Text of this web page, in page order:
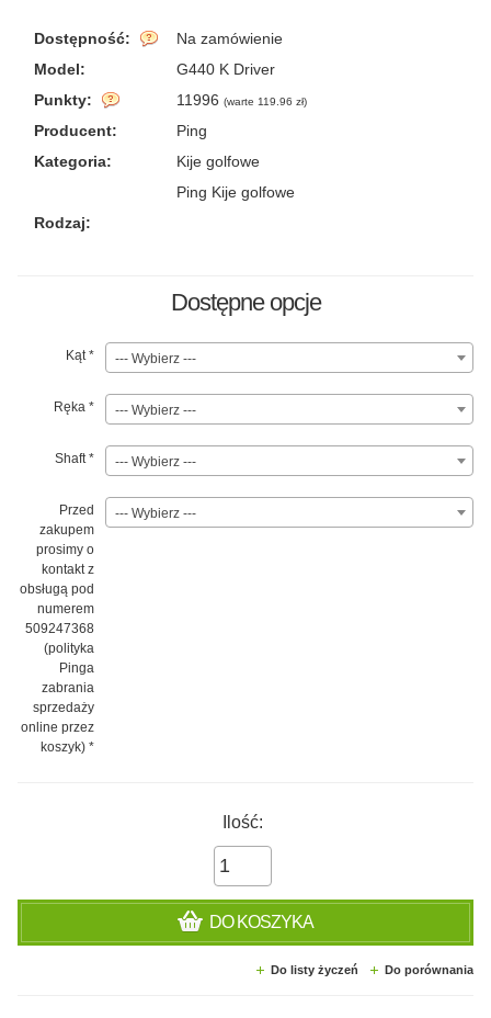
Dostępność:
Na zamówienie
Model:
G440 K Driver
Punkty:
11996 (warte 119.96 zł)
Producent:
Ping
Kategoria:
Kije golfowe
Ping Kije golfowe
Rodzaj:
Dostępne opcje
Kąt* --- Wybierz ---
Ręka * --- Wybierz ---
Shaft* --- Wybierz ---
Przed
zakupem
prosimy o
kontakt z
obsługą pod
numerem
509247368
(polityka
Pinga
zabrania
sprzedaży
online przez
koszyk) *
--- Wybierz ---
Ilość:
DO KOSZYKA
Do listy życzeń Do porównania